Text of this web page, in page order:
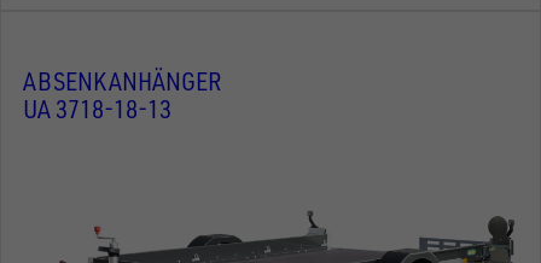
ABSENKANHÄNGER
UA 3718-18-13